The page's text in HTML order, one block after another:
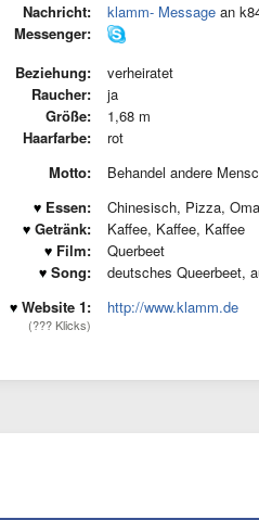
Nachricht:
klamm- Message an
Messenger:
Beziehung:
verheiratet
Raucher:
ja
Größe:
1,68 m
Haarfarbe:
rot
Motto:
Behandel andere
Essen:
Chinesisch, Pizza,
Getränk:
Kaffee, Kaffee, Kaffee
Film:
Querbeet
Song:
deutsches Queerbeet,
Website 1:
(??? Klicks)
http://www.klamm.de